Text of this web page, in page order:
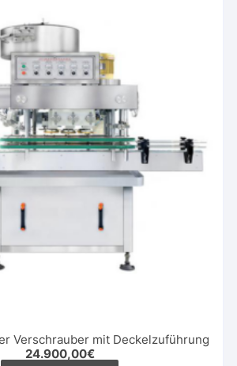
Verschrauber mit Deckelzuführung
24.900,00€